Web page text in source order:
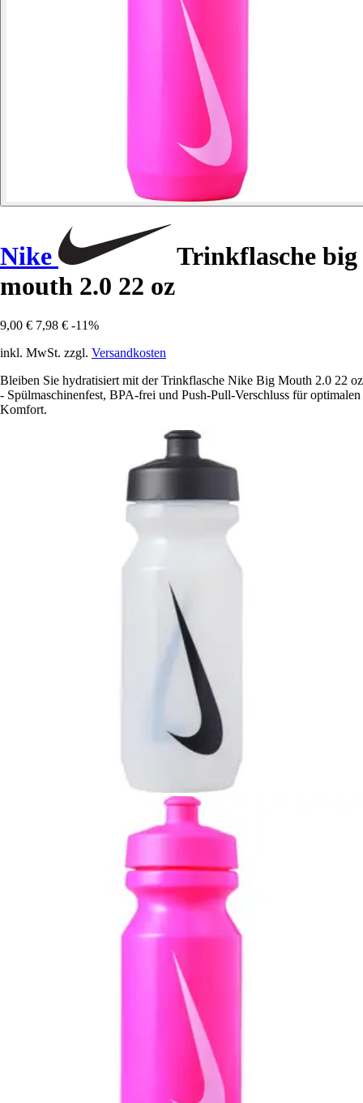
Nike
Trinkflasche big
mouth 2.0 22 oz
9,00 € 7,98 € -11%
inkl. MwSt. zzgl. Versandkosten
Bleiben Sie hydratisiert mit der Trinkflasche Nike Big Mouth 2.0 22 oz
- Spülmaschinenfest, BPA-frei und Push-Pull-Verschluss für optimalen
Komfort.